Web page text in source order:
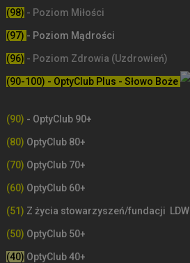
(98) - Poziom Miłości
(97) - Poziom Mądrości
(96) - Poziom Zdrowia (Uzdrowień)
(90-100) - OptyClub Plus - Słowo Boże
(90) - OptyClub 90+
(80) OptyClub 80+
(70) OptyClub 70+
(60) OptyClub 60+
(51) Z życia stowarzyszeń/fundacji LDW
(50) OptyClub 50+
(40) OptyClub 40+